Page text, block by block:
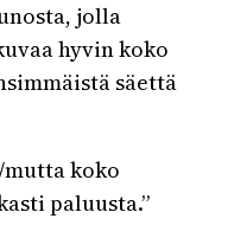
jolla
hyvin koko
säettä
koko
paluusta.”